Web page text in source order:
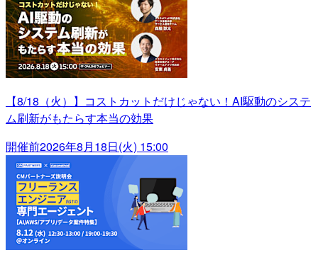
【8/18（火）】コストカットだけじゃない！AI駆動のシステ
ム刷新がもたらす本当の効果
開催前2026年8月18日(火) 15:00